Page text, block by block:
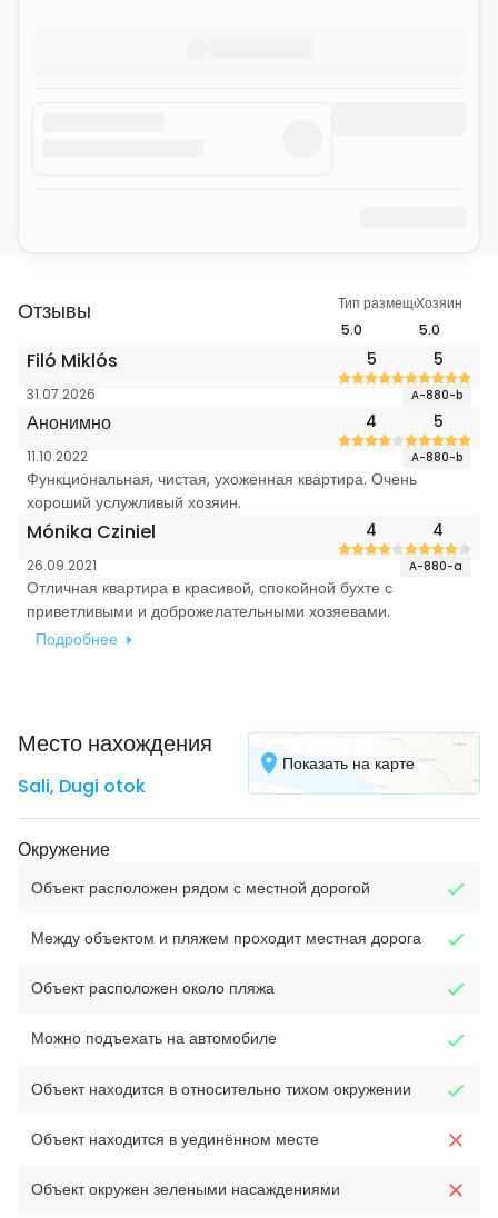
Отзывы
Тип размещения
5.0
Хозяин
5.0
Filó Miklós 5 5
31.07.2026 A-880-b
Анонимно 4 5
11.10.2022 A-880-b
Функциональная, чистая, ухоженная квартира. Очень
хороший услужливый хозяин.
Mónika Cziniel 4 4
26.09.2021 A-880-a
Отличная квартира в красивой, спокойной бухте с
приветливыми и доброжелательными хозяевами.
Подробнее
Место нахождения
Sali, Dugi otok
Показать на карте
Окружение
Объект расположен рядом с местной дорогой
Между объектом и пляжем проходит местная дорога
Объект расположен около пляжа
Можно подъехать на автомобиле
Объект находится в относительно тихом окружении
Объект находится в уединённом месте
Объект окружен зелеными насаждениями